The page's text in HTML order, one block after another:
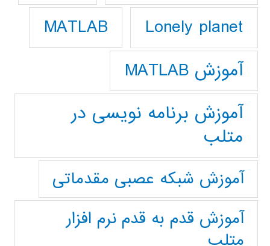
Lonely planet
MATLAB
آموزش MATLAB
آموزش برنامه نویسی در
متلب
آموزش شبکه عصبی مقدماتی
آموزش قدم به قدم نرم افزار
متلب